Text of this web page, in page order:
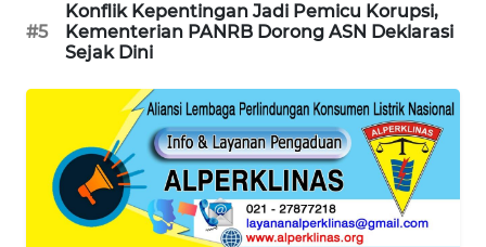
#5
Konflik Kepentingan Jadi Pemicu Korupsi,
Kementerian PANRB Dorong ASN Deklarasi
Sejak Dini
ID
ID
MARTABAT
NET
PLN